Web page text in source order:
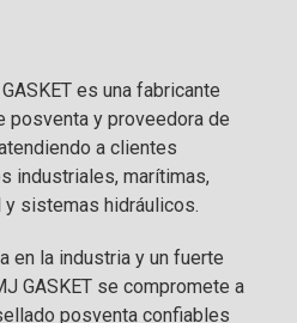
es una fabricante
posventa y proveedora de
a clientes
industriales, marítimas,
sistemas hidráulicos.
en la industria y un fuerte
GASKET se compromete a
posventa confiables